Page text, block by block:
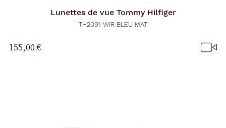
Lunettes de vue Tommy Hilfiger
TH2091 WIR BLEU MAT
155,00 €